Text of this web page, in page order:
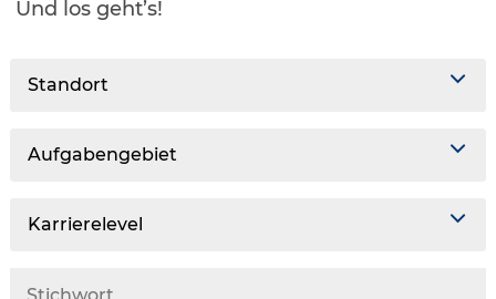
Und los geht’s!
Standort
Aufgabengebiet
Karrierelevel